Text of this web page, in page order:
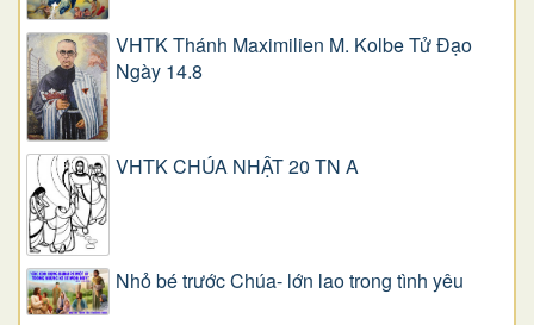
VHTK Thánh Maximilien M. Kolbe Tử Đạo
Ngày 14.8
VHTK CHÚA NHẬT 20 TN A
Nhỏ bé trước Chúa- lớn lao trong tình yêu